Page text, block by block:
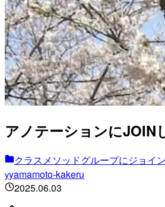
アノテーションにJOIN
クラスメソッドグループにジョイ
yyamamoto-kakeru
2025.06.03